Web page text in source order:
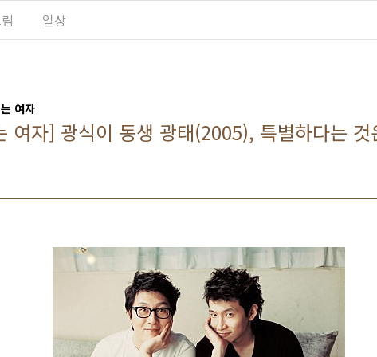
일상
여자
여자] 광식이 동생 광태(2005), 특별하다는 것